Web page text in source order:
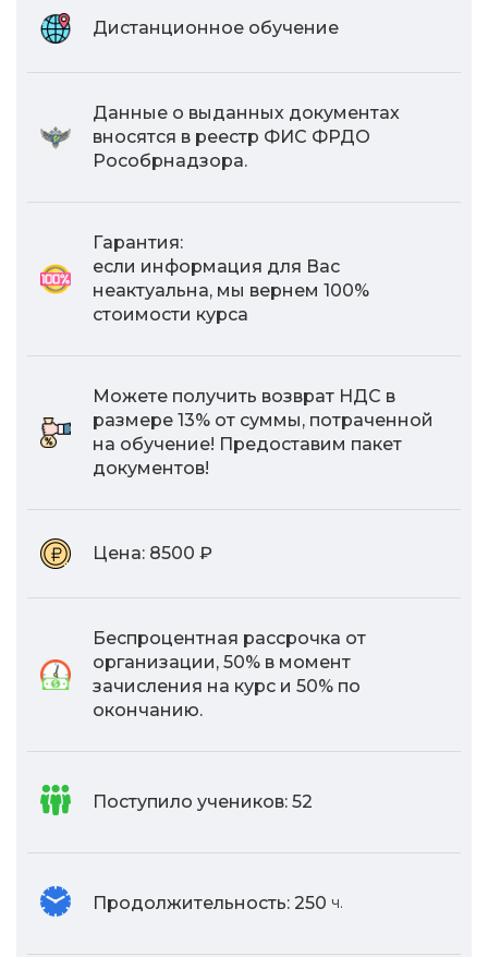
Дистанционное обучение
Данные о выданных документах
вносятся в реестр ФИС ФРДО
Рособрнадзора.
Гарантия:
если информация для Вас
неактуальна, мы вернем 100%
стоимости курса
Можете получить возврат НДС в
размере 13% от суммы, потраченной
на обучение! Предоставим пакет
документов!
Цена: 8500 ₽
Беспроцентная рассрочка от
организации, 50% в момент
зачисления на курс и 50% по
окончанию.
Поступило учеников: 52
Продолжительность: 250 ч.